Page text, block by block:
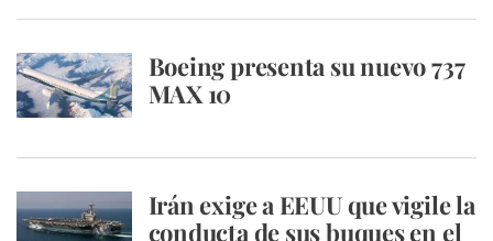
Boeing presenta su nuevo 737
MAX 10
Irán exige a EEUU que vigile la
conducta de sus buques en el